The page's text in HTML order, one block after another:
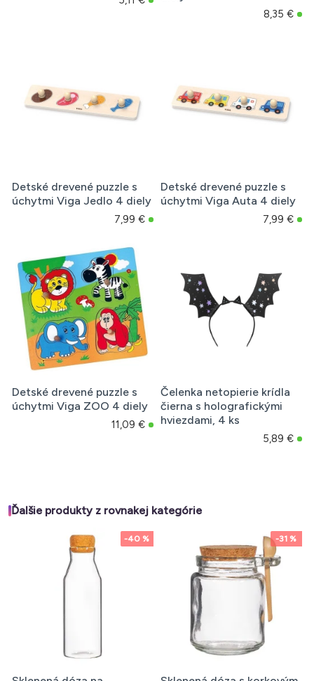
8,35 €
Detské drevené puzzle s
úchytmi Viga Jedlo 4 diely
7,99 €
Detské drevené puzzle s
úchytmi Viga Auta 4 diely
7,99 €
Detské drevené puzzle s
úchytmi Viga ZOO 4 diely
11,09 €
Čelenka netopierie krídla
čierna s holografickými
hviezdami, 4 ks
5,89 €
Ďalšie produkty z rovnakej kategórie
-40 % -31 %